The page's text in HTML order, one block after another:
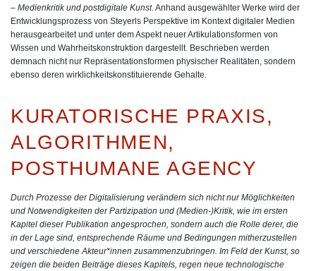
– Medienkritik und postdigitale Kunst. Anhand ausgewählter Werke wird der
Entwicklungsprozess von Steyerls Perspektive im Kontext digitaler Medien
herausgearbeitet und unter dem Aspekt neuer Artikulationsformen von
Wissen und Wahrheitskonstruktion dargestellt. Beschrieben werden
demnach nicht nur Repräsentationsformen physischer Realitäten, sondern
ebenso deren wirklichkeitskonstituierende Gehalte.
KURATORISCHE PRAXIS,
ALGORITHMEN,
POSTHUMANE AGENCY
Durch Prozesse der Digitalisierung verändern sich nicht nur Möglichkeiten
und Notwendigkeiten der Partizipation und (Medien-)Kritik, wie im ersten
Kapitel dieser Publikation angesprochen, sondern auch die Rolle derer, die
in der Lage sind, entsprechende Räume und Bedingungen mitherzustellen
und verschiedene Akteur*innen zusammenzubringen. Im Feld der Kunst, so
zeigen die beiden Beiträge dieses Kapitels, regen neue technologische